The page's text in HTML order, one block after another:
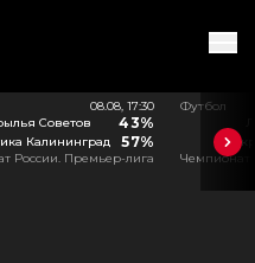
08.08, 17:30
Советов
43%
Калининград 57%
России. Премьер-лига
Футбол
Чемпионат